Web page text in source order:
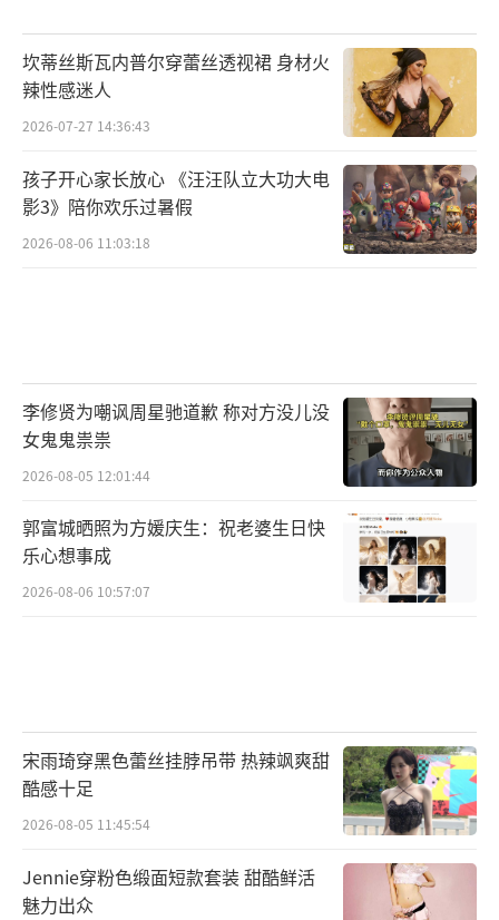
坎蒂丝斯瓦内普尔穿蕾丝透视裙 身材火
辣性感迷人
2026-07-27 14:36:43
孩子开心家长放心 《汪汪队立大功大电
影3》陪你欢乐过暑假
2026-08-06 11:03:18
李修贤为嘲讽周星驰道歉 称对方没儿没
女鬼鬼祟祟
2026-08-05 12:01:44
郭富城晒照为方媛庆生：祝老婆生日快
乐心想事成
2026-08-06 10:57:07
宋雨琦穿黑色蕾丝挂脖吊带 热辣飒爽甜
酷感十足
2026-08-05 11:45:54
Jennie穿粉色缎面短款套装 甜酷鲜活
魅力出众